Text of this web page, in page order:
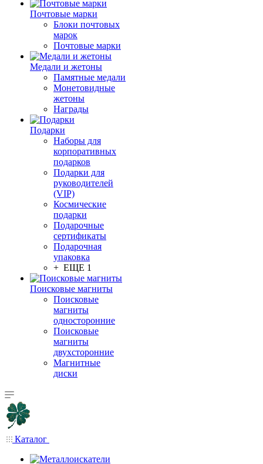
Почтовые марки
Блоки почтовых
марок
Почтовые марки
Медали и жетоны
Памятные медали
Монетовидные
жетоны
Награды
Подарки
Наборы для
корпоративных
подарков
Подарки для
руководителей
(VIP)
Космические
подарки
Подарочные
сертификаты
Подарочная
упаковка
+ ЕЩЕ 1
Поисковые магниты
Поисковые
магниты
односторонние
Поисковые
магниты
двухсторонние
Магнитные
диски
Каталог